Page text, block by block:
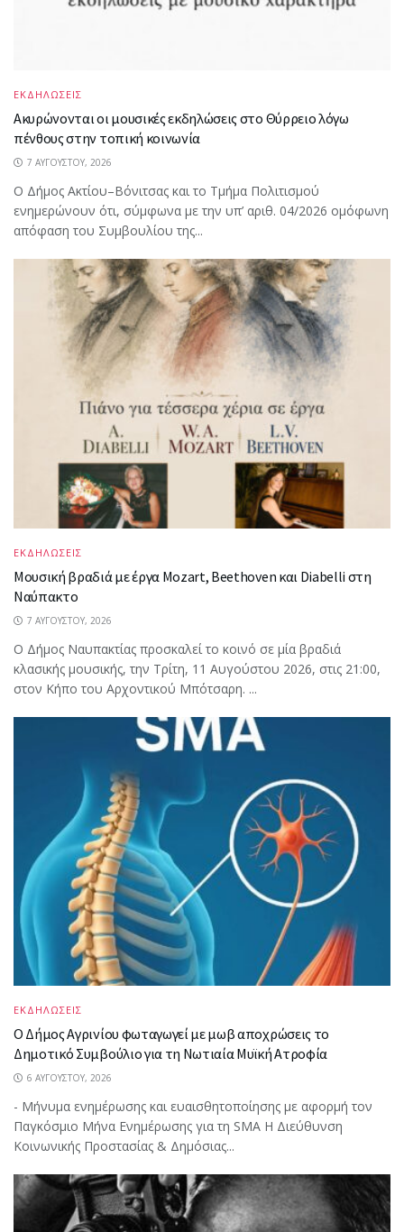
ΕΚΔΗΛΩΣΕΙΣ
Ακυρώνονται οι μουσικές εκδηλώσεις στο Θύρρειο λόγω
πένθους στην τοπική κοινωνία
7 ΑΥΓΟΎΣΤΟΥ, 2026
Ο Δήμος Ακτίου–Βόνιτσας και το Τμήμα Πολιτισμού
ενημερώνουν ότι, σύμφωνα με την υπ’ αριθ. 04/2026 ομόφωνη
απόφαση του Συμβουλίου της...
ΕΚΔΗΛΩΣΕΙΣ
Μουσική βραδιά με έργα Mozart, Beethoven και Diabelli στη
Ναύπακτο
7 ΑΥΓΟΎΣΤΟΥ, 2026
Ο Δήμος Ναυπακτίας προσκαλεί το κοινό σε μία βραδιά
κλασικής μουσικής, την Τρίτη, 11 Αυγούστου 2026, στις 21:00,
στον Κήπο του Αρχοντικού Μπότσαρη. ...
ΕΚΔΗΛΩΣΕΙΣ
Ο Δήμος Αγρινίου φωταγωγεί με μωβ αποχρώσεις το
Δημοτικό Συμβούλιο για τη Νωτιαία Μυϊκή Ατροφία
6 ΑΥΓΟΎΣΤΟΥ, 2026
- Μήνυμα ενημέρωσης και ευαισθητοποίησης με αφορμή τον
Παγκόσμιο Μήνα Ενημέρωσης για τη SMA Η Διεύθυνση
Κοινωνικής Προστασίας & Δημόσιας...